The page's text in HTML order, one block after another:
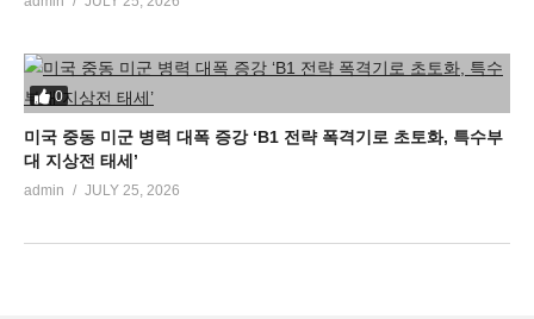
0
미국 중동 미군 병력 대폭 증강 ‘B1 전략 폭격기로 초토화, 특수부
대 지상전 태세’
admin JULY 25, 2026